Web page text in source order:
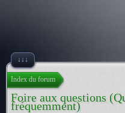
↓↓↓
Index du forum
Foire aux questions
fréquemment)